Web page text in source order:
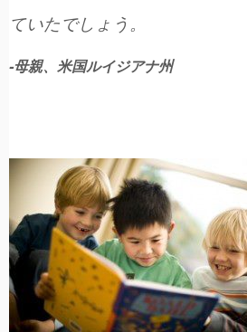
ていたでしょう。
-母親、米国ルイジアナ州